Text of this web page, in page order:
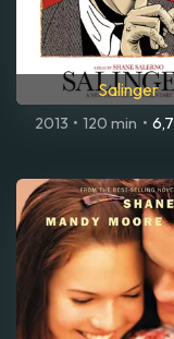
Salinger
2013 • 120 min • 6,7